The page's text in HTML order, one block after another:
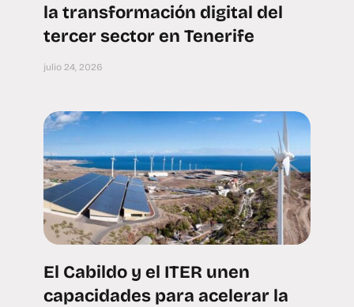
la transformación digital del
tercer sector en Tenerife
julio 24, 2026
El Cabildo y el ITER unen
capacidades para acelerar la